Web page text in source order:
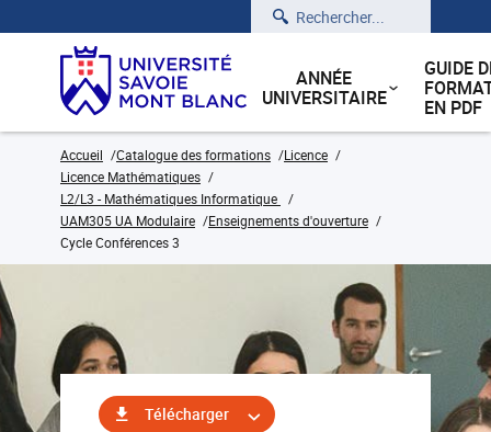
Rechercher
ANNÉE
UNIVERSITAIRE
GUIDE
EN PDF
Accueil Catalogue des formations
Licence
Licence Mathématiques
L2/L3 - Mathématiques Informatique
UAM305 UA Modulaire
Enseignements d'ouverture
Cycle Conférences 3
Télécharger